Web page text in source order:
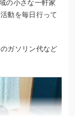
の小さな一軒家
動を毎日行って
ガソリン代など